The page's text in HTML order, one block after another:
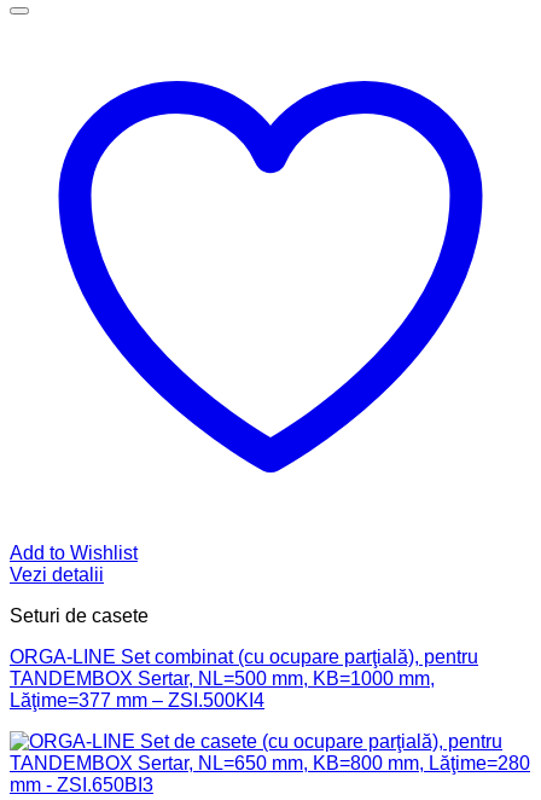
Add to Wishlist
Vezi detalii
Seturi de casete
ORGA-LINE Set combinat (cu ocupare parţială), pentru
TANDEMBOX Sertar, NL=500 mm, KB=1000 mm,
Lăţime=377 mm – ZSI.500KI4